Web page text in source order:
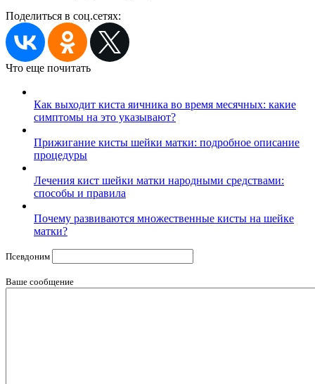
Поделиться в соц.сетях:
Что еще почитать
Как выходит киста яичника во время месячных: какие
симптомы на это указывают?
Прижигание кисты шейки матки: подробное описание
процедуры
Лечения кист шейки матки народными средствами:
способы и правила
Почему развиваются множественные кисты на шейке
матки?
Псевдоним
Ваше сообщение